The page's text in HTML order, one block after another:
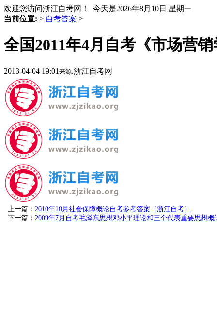
欢迎您访问浙江自考网！ 今天是2026年8月10日 星期一
当前位置: > 自考答案 >
全国2011年4月自考《市场营
2013-04-04 19:01 来源:浙江自考网
上一篇： 2010年10月社会保障概论自考参考答案（浙江自考）
下一篇： 2009年7月自考毛泽东思想邓小平理论和三个代表重要思想